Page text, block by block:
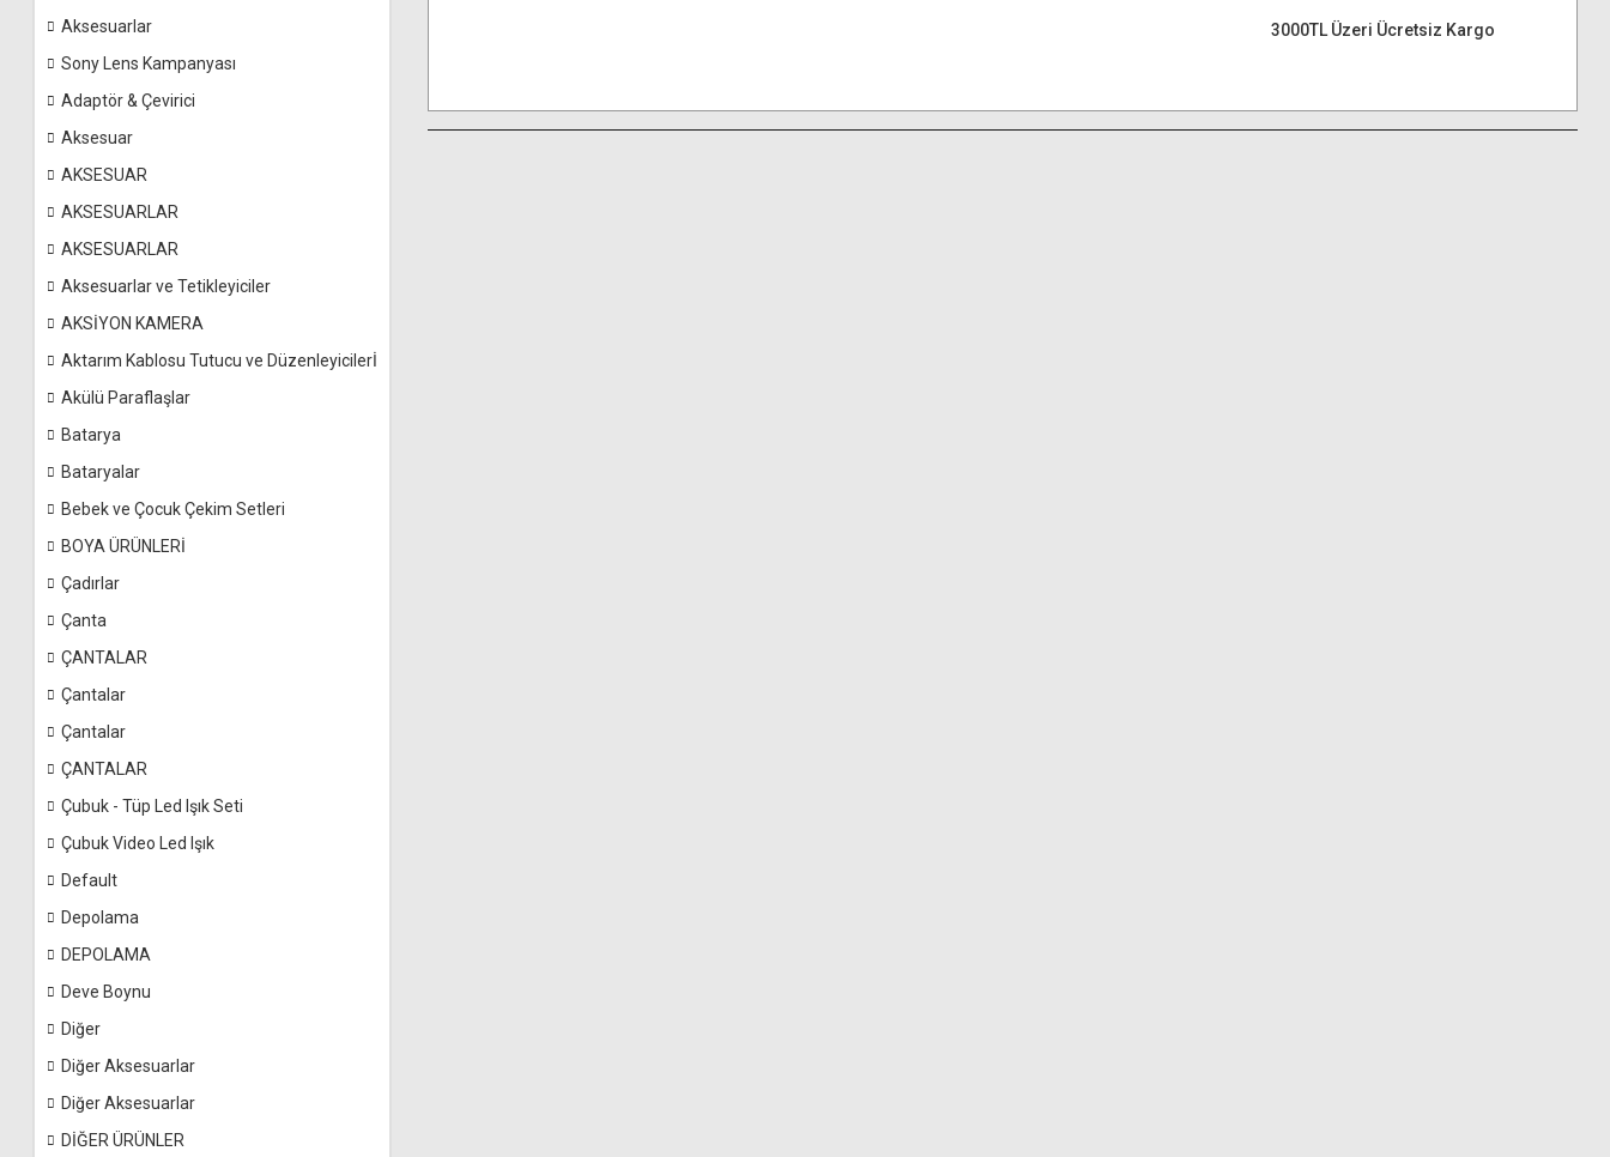
Aksesuarlar
Sony Lens Kampanyası
Adaptör & Çevirici
Aksesuar
AKSESUAR
AKSESUARLAR
AKSESUARLAR
Aksesuarlar ve Tetikleyiciler
AKSİYON KAMERA
Aktarım Kablosu Tutucu ve Düzenleyicilerİ
Akülü Paraflaşlar
Batarya
Bataryalar
Bebek ve Çocuk Çekim Setleri
BOYA ÜRÜNLERİ
Çadırlar
Çanta
ÇANTALAR
Çantalar
Çantalar
ÇANTALAR
Çubuk - Tüp Led Işık Seti
Çubuk Video Led Işık
Default
Depolama
DEPOLAMA
Deve Boynu
Diğer
Diğer Aksesuarlar
Diğer Aksesuarlar
DİĞER ÜRÜNLER
3000TL Üzeri Ücretsiz Kargo